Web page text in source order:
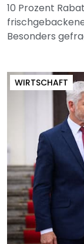
10 Prozent
Besonders
WIRTSCHAFT